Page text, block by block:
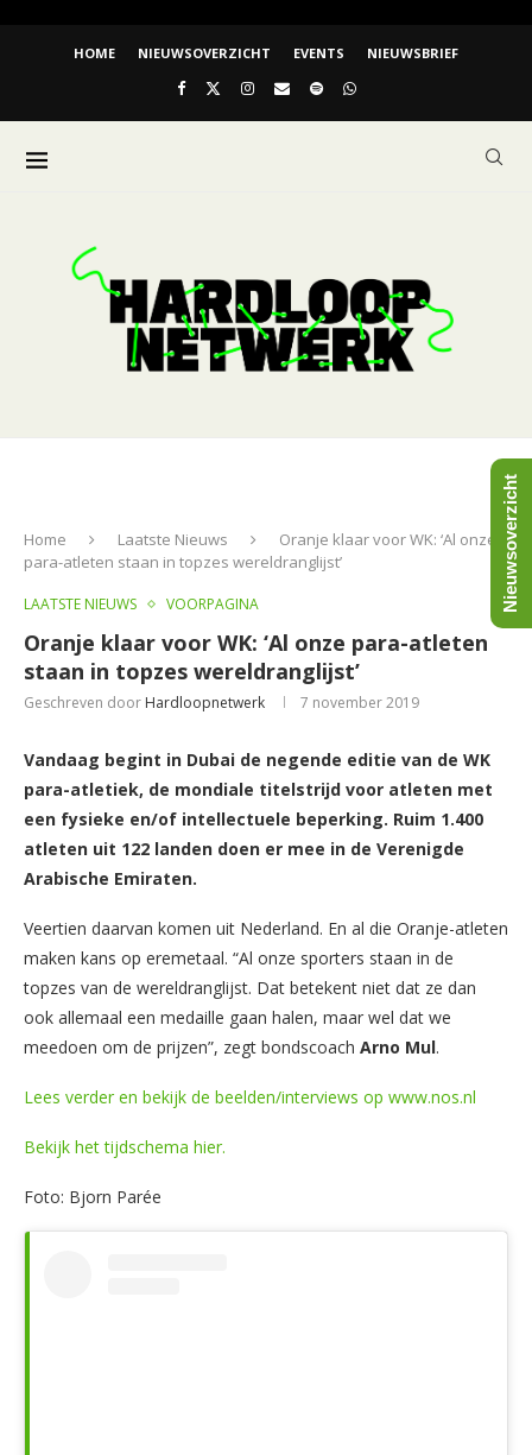
HOME NIEUWSOVERZICHT EVENTS NIEUWSBRIEF
Home Laatste Nieuws
Oranje klaar voor WK: ‘Al onze
para-atleten staan in topzes wereldranglijst’
LAATSTE NIEUWS VOORPAGINA
Oranje klaar voor WK: ‘Al onze para-atleten
staan in topzes wereldranglijst’
Geschreven door Hardloopnetwerk 7 november 2019
Vandaag begint in Dubai de negende editie van de WK
para-atletiek, de mondiale titelstrijd voor atleten met
een fysieke en/of intellectuele beperking. Ruim 1.400
atleten uit 122 landen doen er mee in de Verenigde
Arabische Emiraten.
Veertien daarvan komen uit Nederland. En al die Oranje-atleten
maken kans op eremetaal. “Al onze sporters staan in de
topzes van de wereldranglijst. Dat betekent niet dat ze dan
ook allemaal een medaille gaan halen, maar wel dat we
meedoen om de prijzen”, zegt bondscoach Arno Mul.
Lees verder en bekijk de beelden/interviews op www.nos.nl
Bekijk het tijdschema hier.
Foto: Bjorn Parée
Nieuwsoverzicht